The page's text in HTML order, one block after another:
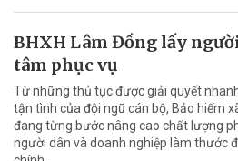
BHXH Lâm Đồng lấy
tâm phục vụ
Từ những thủ tục được giải quyết
tận tình của đội ngũ cán bộ, Bảo hiểm
đang từng bước nâng cao chất lượng
người dân và doanh nghiệp làm thước